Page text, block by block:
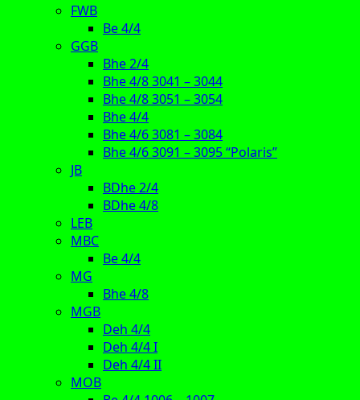
FWB
Be 4/4
GGB
Bhe 2/4
Bhe 4/8 3041 – 3044
Bhe 4/8 3051 – 3054
Bhe 4/4
Bhe 4/6 3081 – 3084
Bhe 4/6 3091 – 3095 “Polaris”
JB
BDhe 2/4
BDhe 4/8
LEB
MBC
Be 4/4
MG
Bhe 4/8
MGB
Deh 4/4
Deh 4/4 I
Deh 4/4 II
MOB